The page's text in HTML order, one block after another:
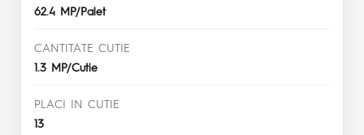
62.4 MP/Palet
CANTITATE CUTIE
1.3 MP/Cutie
PLACI IN CUTIE
13